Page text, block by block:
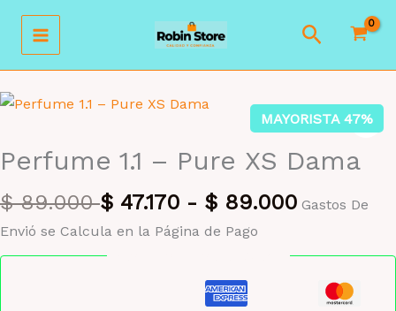
contenido
Buscar
MAYORISTA 47%
Perfume 1.1 – Pure XS Dama
$89.000 $ 47.170 - $ 89.000 Gastos De
Envió se Calcula en la Página de Pago